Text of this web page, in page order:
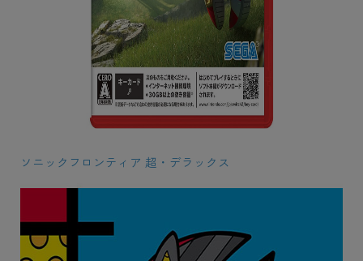
ソニックフロンティア 超・デラックス